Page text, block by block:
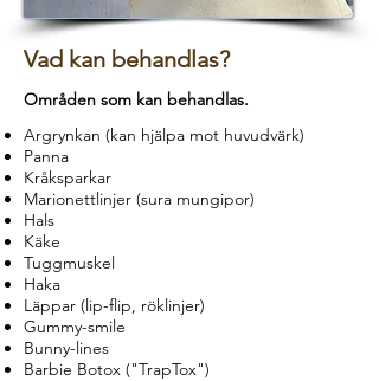
Vad kan behandlas?
Områden som kan behandlas.
Argrynkan (kan hjälpa mot huvudvärk)
Panna
Kråksparkar
Marionettlinjer (sura mungipor)
Hals
Käke
Tuggmuskel
Haka
Läppar (lip-flip, röklinjer)
Gummy-smile
Bunny-lines
Barbie Botox ("TrapTox")